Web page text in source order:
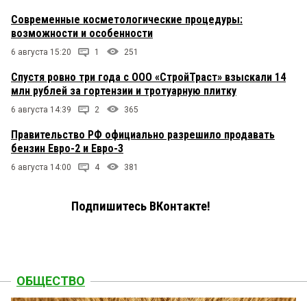
Современные косметологические процедуры:
возможности и особенности
6 августа 15:20 1 251
Спустя ровно три года с ООО «СтройТраст» взыскали 14
млн рублей за гортензии и тротуарную плитку
6 августа 14:39 2 365
Правительство РФ официально разрешило продавать
бензин Евро-2 и Евро-3
6 августа 14:00 4 381
Подпишитесь ВКонтакте!
ОБЩЕСТВО